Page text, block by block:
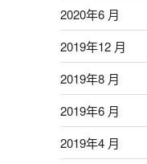
2020年6 月
2019年12 月
2019年8 月
2019年6 月
2019年4 月